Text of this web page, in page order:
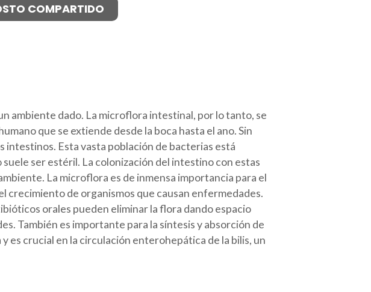
COMPARTIDO
ambiente dado. La microflora intestinal, por lo tanto, se
que se extiende desde la boca hasta el ano. Sin
Esta vasta población de bacterias está
ser estéril. La colonización del intestino con estas
La microflora es de inmensa importancia para el
de organismos que causan enfermedades.
orales pueden eliminar la flora dando espacio
También es importante para la síntesis y absorción de
es crucial en la circulación enterohepática de la bilis, un